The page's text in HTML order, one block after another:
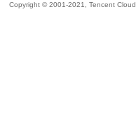
Copyright © 2001-2021, Tencent Cloud.